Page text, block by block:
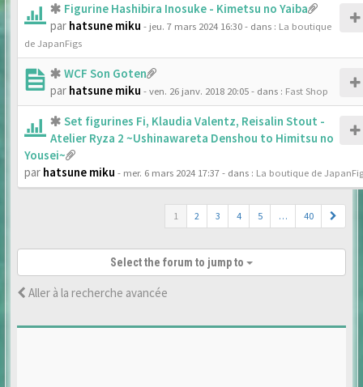
Figurine Hashibira Inosuke - Kimetsu no Yaiba
par hatsune miku - jeu. 7 mars 2024 16:30- dans : La boutique
de JapanFigs
WCF Son Goten
par hatsune miku - ven. 26 janv. 2018 20:05- dans : Fast Shop
Set figurines Fi, Klaudia Valentz, Reisalin Stout -
Atelier Ryza 2 ~Ushinawareta Denshou to Himitsu no
Yousei~
par hatsune miku - mer. 6 mars 2024 17:37- dans : La boutique de
1 2 3 4 5 … 40
Select the forum to jump to
Aller à la recherche avancée